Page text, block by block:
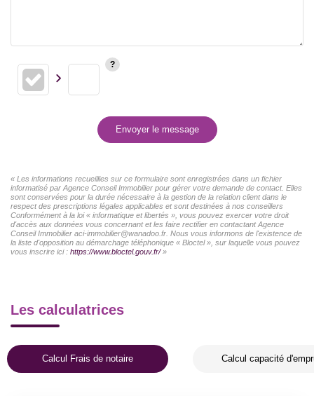
Envoyer le message
« Les informations recueillies sur ce formulaire sont enregistrées dans un fichier
informatisé par Agence Conseil Immobilier pour gérer votre demande de contact. Elles
sont conservées pour la durée nécessaire à la gestion de la relation client dans le
respect des prescriptions légales applicables et sont destinées à nos conseillers
Conformément à la loi « informatique et libertés », vous pouvez exercer votre droit
d'accès aux données vous concernant et les faire rectifier en contactant Agence
Conseil Immobilier aci-immobilier@wanadoo.fr. Nous vous informons de l'existence de
la liste d'opposition au démarchage téléphonique « Bloctel », sur laquelle vous pouvez
vous inscrire ici : https://www.bloctel.gouv.fr/»
Les calculatrices
Calcul Frais de notaire Calcul capacité